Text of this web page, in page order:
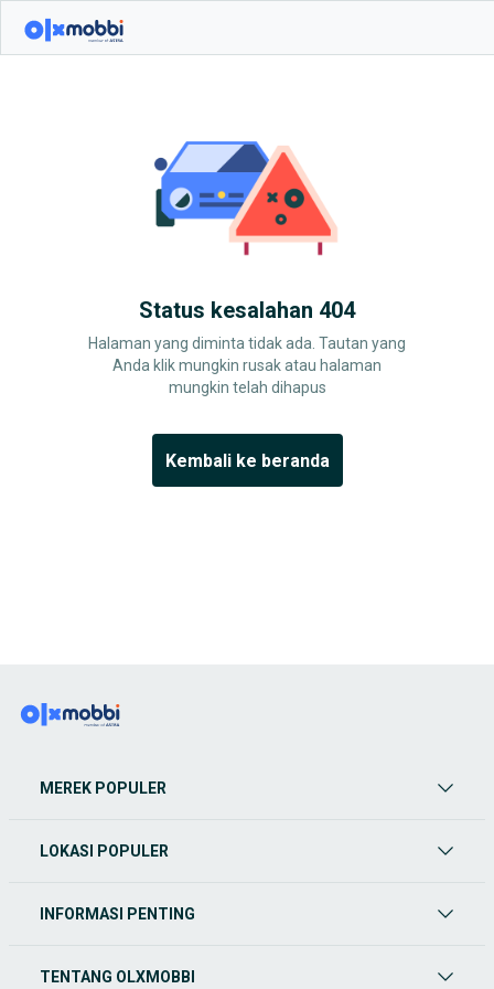
Status kesalahan 404
Halaman yang diminta tidak ada. Tautan yang
Anda klik mungkin rusak atau halaman
mungkin telah dihapus
Kembali ke beranda
MEREK POPULER
LOKASI POPULER
INFORMASI PENTING
TENTANG OLXMOBBI